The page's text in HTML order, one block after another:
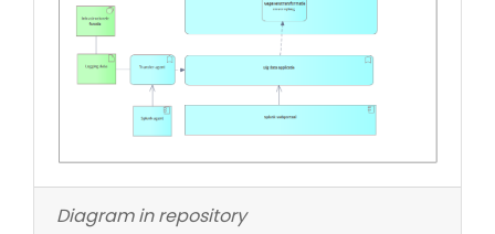
Diagram in repository